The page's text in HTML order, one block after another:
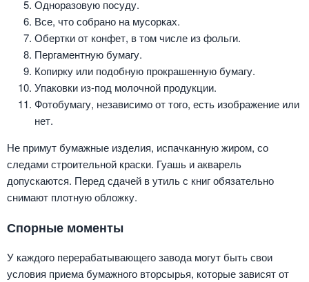
Одноразовую посуду.
Все, что собрано на мусорках.
Обертки от конфет, в том числе из фольги.
Пергаментную бумагу.
Копирку или подобную прокрашенную бумагу.
Упаковки из-под молочной продукции.
Фотобумагу, независимо от того, есть изображение или
нет.
Не примут бумажные изделия, испачканную жиром, со
следами строительной краски. Гуашь и акварель
допускаются. Перед сдачей в утиль с книг обязательно
снимают плотную обложку.
Спорные моменты
У каждого перерабатывающего завода могут быть свои
условия приема бумажного вторсырья, которые зависят от